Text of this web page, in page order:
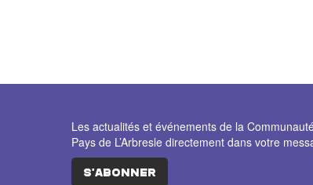
Les actualités et événements de la
Pays de L’Arbresle directement dans votre
S'ABONNER